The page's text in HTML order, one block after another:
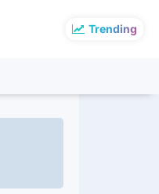
Trending